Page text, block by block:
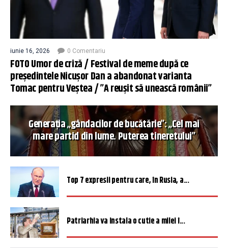
iunie 16, 2026 0 Comentariu
FOTO Umor de criză / Festival de meme după ce
președintele Nicușor Dan a abandonat varianta
Tomac pentru Veștea / ”A reușit să unească românii”
Generația „gândacilor de bucătărie”: „Cel mai
mare partid din lume. Puterea tineretului”
Top 7 expresii pentru care, în Rusia, a...
Patriarhia va instala o cutie a milei î...